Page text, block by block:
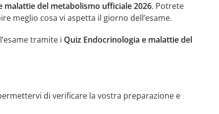
malattie del metabolismo ufficiale 2026. Potrete
meglio cosa vi aspetta il giorno dell’esame.
tramite i Quiz Endocrinologia e malattie del
di verificare la vostra preparazione e